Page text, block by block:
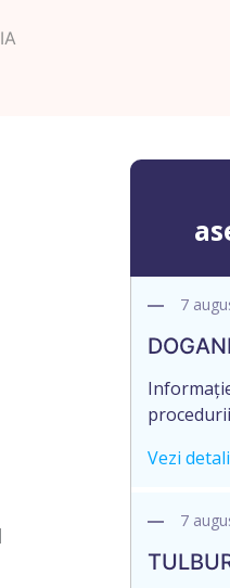
7
246/2018
persoană
Vezi
7